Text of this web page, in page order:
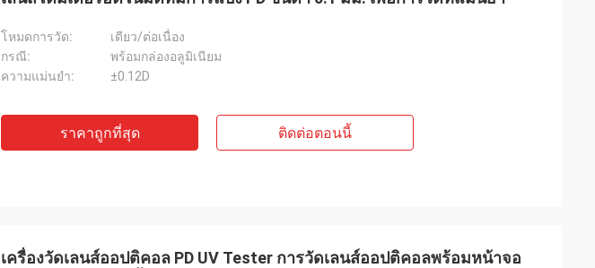
โหมดการวัด:
เดียว/ต่อเนื่อง
กรณี:
พร้อมกล่องอลูมิเนียม
ความแม่นยำ:
±0.12D
ราคาถูกที่สุด ติดต่อตอนนี้
เครื่องวัดเลนส์ออปติคอล PD UV Tester การวัดเลนส์ออปติคอลพร้อมหน้าจอ